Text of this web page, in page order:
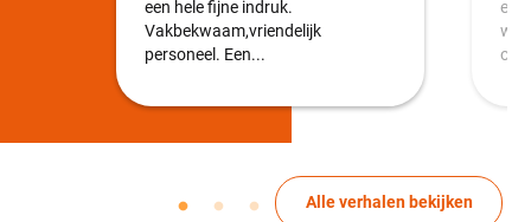
een hele fijne indruk.
Vakbekwaam,vriendelijk
personeel. Een...
en
Alle verhalen bekijken